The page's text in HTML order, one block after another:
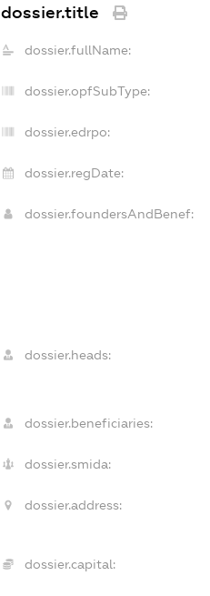
dossier.title
dossier.fullName:
dossier.opfSubType:
dossier.edrpo:
dossier.regDate:
dossier.foundersAndBenef:
dossier.heads:
dossier.beneficiaries:
dossier.smida:
dossier.address:
dossier.capital: